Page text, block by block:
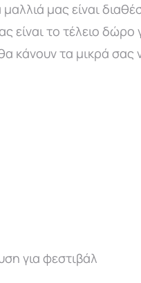
μας είναι
το τέλειο δώρο
κάνουν τα μικρά σας
για φεστιβάλ